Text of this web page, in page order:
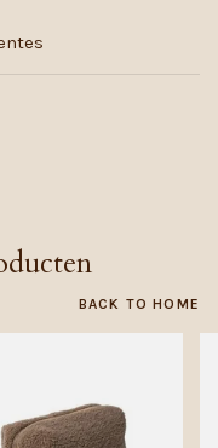
BACK TO HOME